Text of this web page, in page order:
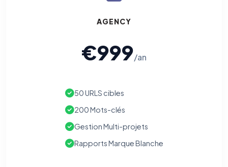
AGENCY
€999/an
50 URLS cibles
200 Mots-clés
Gestion Multi-projets
Rapports Marque Blanche